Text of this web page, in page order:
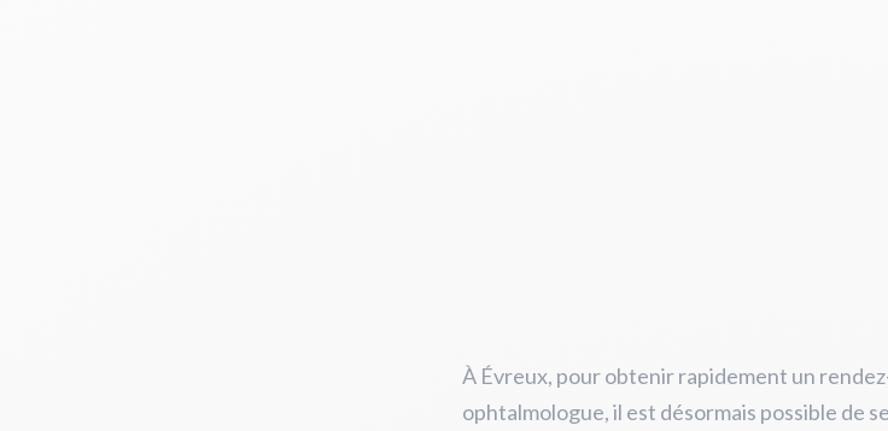
À Évreux, pour obtenir rapidement un
ophtalmologue, il est désormais possible de